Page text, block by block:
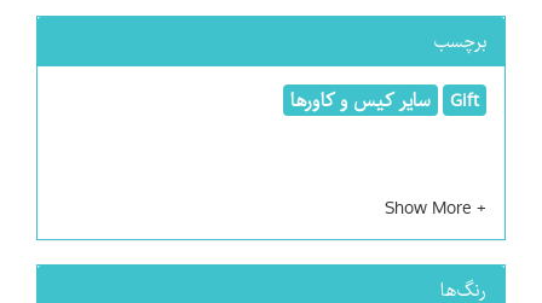
برچسب
Gift سایر کیس و کاورها
رنگ‌ها